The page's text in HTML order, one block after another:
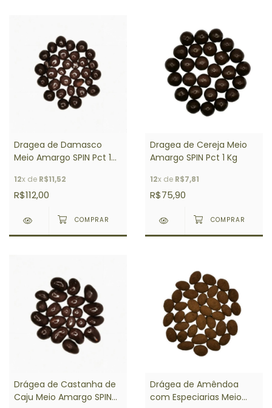
Dragea de Damasco
Meio Amargo SPIN Pct 1
12x de R$11,52
R$112,00
Dragea de Cereja Meio
Amargo SPIN Pct 1 Kg
12x de R$7,81
R$75,90
Drágea de Castanha de
Caju Meio Amargo SPIN
Drágea de Amêndoa
com Especiarias Meio